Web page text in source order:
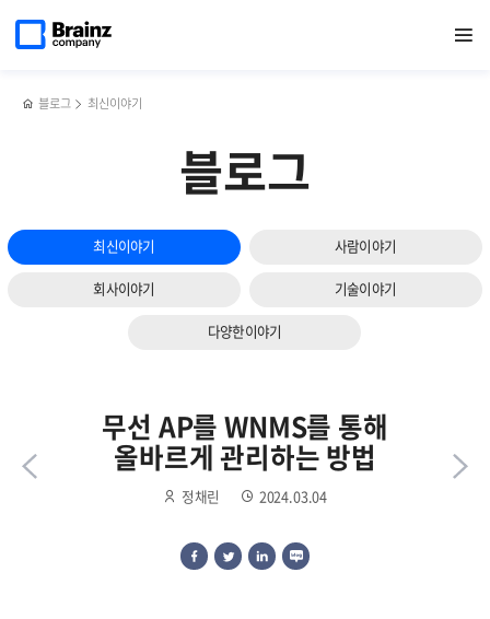
열기
페이지로
블로그 최신이야기
블로그
최신이야기 사람이야기
회사이야기 기술이야기
다양한이야기
수집
무선 AP를 WNMS를 통해
올바르게 관리하는 방법
정채린 2024.03.04
개념과
활용법?!
다음
슬라이드